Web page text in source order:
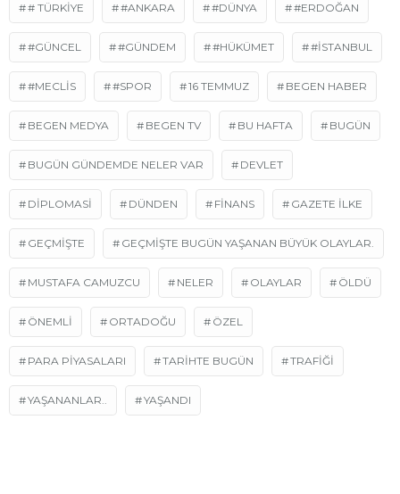
# TÜRKIYE #ANKARA #DÜNYA #ERDOĞAN
#GÜNCEL #GÜNDEM #HÜKÜMET #İSTANBUL
#MECLIS #SPOR 16 TEMMUZ BEGEN HABER
BEGEN MEDYA BEGEN TV BU HAFTA BUGÜN
BUGÜN GÜNDEMDE NELER VAR DEVLET
DIPLOMASI DÜNDEN FINANS GAZETE ILKE
GEÇMIŞTE GEÇMIŞTE BUGÜN YAŞANAN BÜYÜK OLAYLAR.
MUSTAFA CAMUZCU NELER OLAYLAR ÖLDÜ
ÖNEMLI ORTADOĞU ÖZEL
PARA PIYASALARI TARİHTE BUGÜN TRAFIĞI
YAŞANANLAR.. YAŞANDI